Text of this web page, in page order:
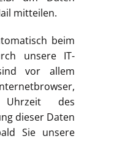
mitteilen.
beim
unsere IT-
vor allem
Uhrzeit des
dieser Daten
Sie unsere